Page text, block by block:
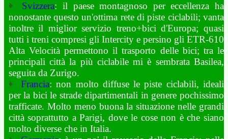
Svizzera: il paese montagnoso per eccellenza ha
nonostante questo un'ottima rete di piste ciclabili; vanta
inoltre il miglior servizio treno+bici d'Europa; quasi
tutti i treni compresi gli Intercity e persino gli ETR-610
Alta Velocità permettono il trasporto delle bici; tra le
principali città la più ciclabile mi è sembrata Basilea,
seguita da Zurigo.
Francia: non molto diffuse le piste ciclabili, ideali
per la bici le strade dipartimentali in genere pochissimo
trafficate. Molto meno buona la situazione nelle grandi
città soprattutto a Parigi, dove le cose non è che siano
molto diverse che in Italia.